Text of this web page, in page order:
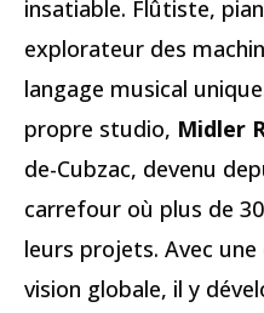
insatiable. Flûtiste,
explorateur des
langage musical
propre studio, Midler
de-Cubzac, devenu
carrefour où plus de
leurs projets. Avec
vision globale, il y